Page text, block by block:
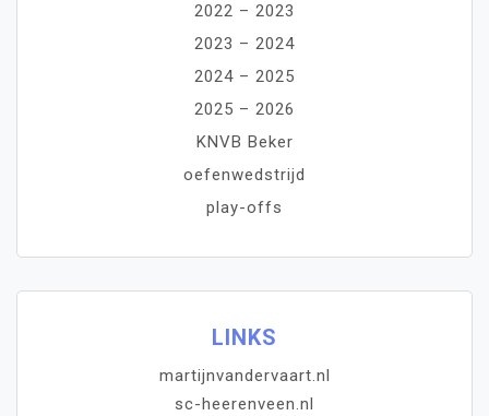
2022 – 2023
2023 – 2024
2024 – 2025
2025 – 2026
KNVB Beker
oefenwedstrijd
play-offs
LINKS
martijnvandervaart.nl
sc-heerenveen.nl